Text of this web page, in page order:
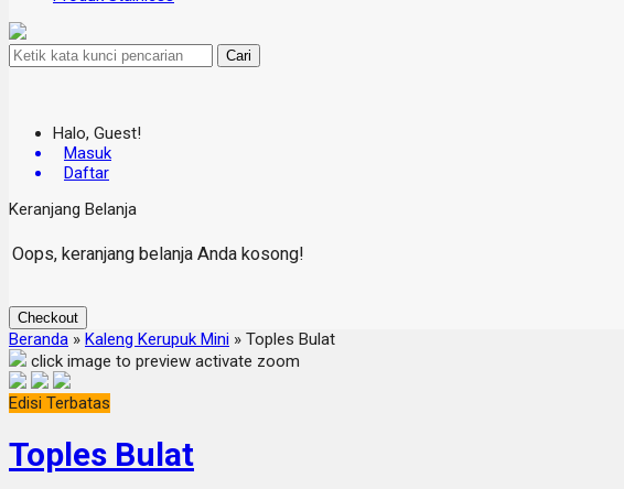
Cari
Halo, Guest!
Masuk
Daftar
Keranjang Belanja
Oops, keranjang belanja Anda kosong!
Checkout
Beranda » Kaleng Kerupuk Mini » Toples Bulat
click image to preview activate zoom
Edisi Terbatas
Toples Bulat